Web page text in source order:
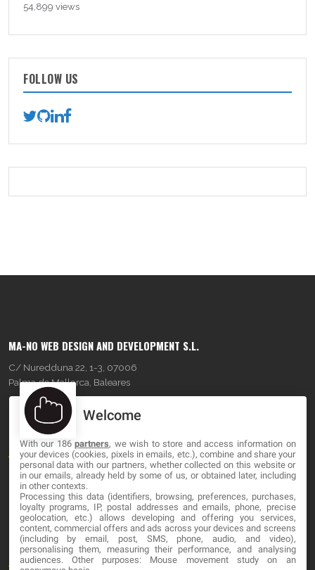
54,899 views
FOLLOW US
MA-NO WEB DESIGN AND DEVELOPMENT S.L.
C/ Nuredduna 22, 1-3, 07006
Palma de Mallorca, Baleares
OUR COMPANY
About
Blog
Contact
LEGAL
Welcome
With our 186partners, we wish to store and access information on
your devices (cookies, pixels in emails, etc.), combine and share your
personal data with our partners, whether collected on this website or
in our emails, already held by some of us, or obtained later, including
in other contexts.
Processing this data (identifiers, browsing, preferences, purchases,
loyalty programs, IP, postal addresses and emails, phone, precise
geolocation, etc.) allows developing and offering you services,
content, commercial offers and ads across your devices and screens
(including by email, post, SMS, phone, audio, and video),
personalising them, measuring their performance, and analysing
audiences. Other purposes: Mouse movement study on an